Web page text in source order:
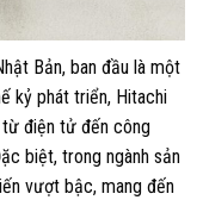
Bản, ban đầu là một
kỷ phát triển, Hitachi
từ điện tử đến công
biệt, trong ngành sản
vượt bậc, mang đến